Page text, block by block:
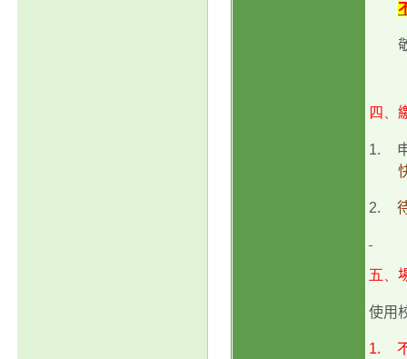
四、
1.
2.
五、
使用
1.